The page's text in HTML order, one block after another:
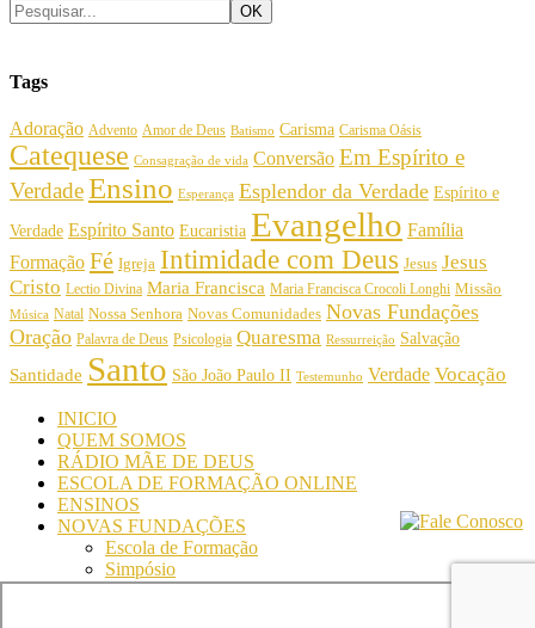
Tags
Adoração Advento Amor de Deus Batismo Carisma Carisma Oásis
Catequese Consagração de vida Conversão Em Espírito e
VerdadeEnsino Esperança Esplendor da Verdade Espírito e
Verdade Espírito Santo Eucaristia Evangelho Família
Formação Fé Igreja Intimidade com Deus Jesus Jesus
Cristo Lectio Divina Maria Francisca Maria Francisca Crocoli Longhi Missão
Música Natal Nossa Senhora Novas Comunidades Novas Fundações
Oração Palavra de Deus Psicologia Quaresma Ressurreição Salvação
Santidade Santo São João Paulo II Testemunho Verdade Vocação
INICIO
QUEM SOMOS
RÁDIO MÃE DE DEUS
ESCOLA DE FORMAÇÃO ONLINE
ENSINOS
NOVAS FUNDAÇÕES
Escola de Formação
Simpósio